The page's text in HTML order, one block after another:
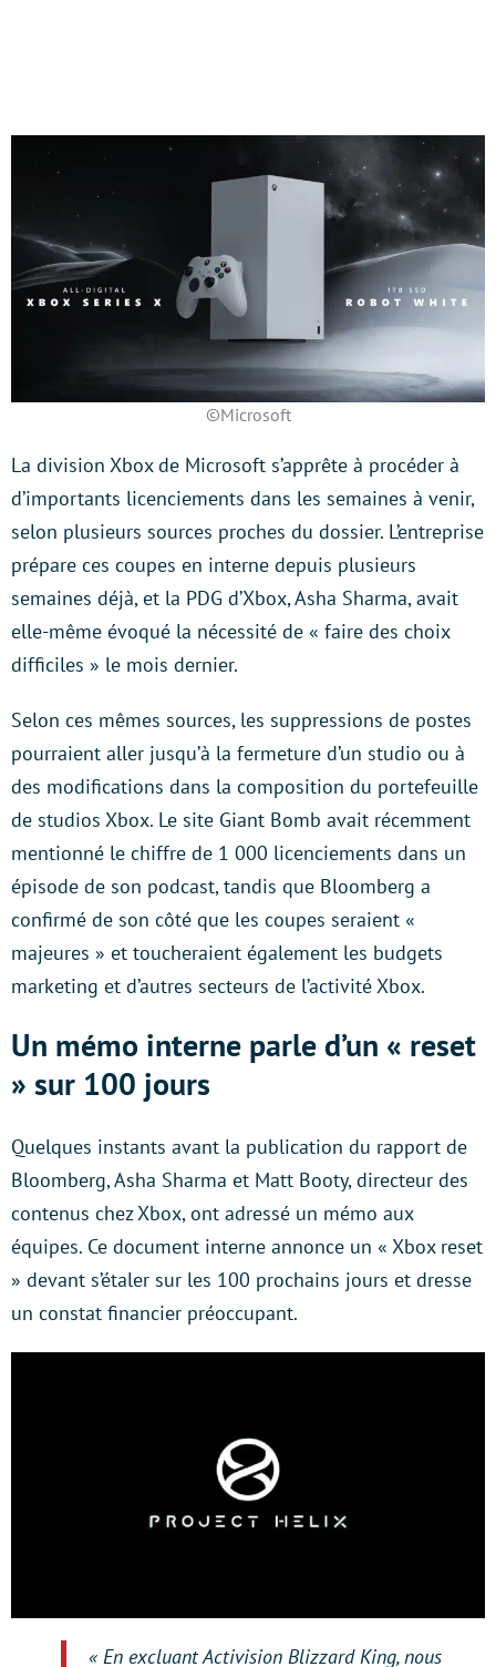
©Microsoft
La division Xbox de Microsoft s’apprête à procéder à
d’importants licenciements dans les semaines à venir,
selon plusieurs sources proches du dossier. L’entreprise
prépare ces coupes en interne depuis plusieurs
semaines déjà, et la PDG d’Xbox, Asha Sharma, avait
elle-même évoqué la nécessité de « faire des choix
difficiles » le mois dernier.
Selon ces mêmes sources, les suppressions de postes
pourraient aller jusqu’à la fermeture d’un studio ou à
des modifications dans la composition du portefeuille
de studios Xbox. Le site Giant Bomb avait récemment
mentionné le chiffre de 1 000 licenciements dans un
épisode de son podcast, tandis que Bloomberg a
confirmé de son côté que les coupes seraient «
majeures » et toucheraient également les budgets
marketing et d’autres secteurs de l’activité Xbox.
Un mémo interne parle d’un « reset
» sur 100 jours
Quelques instants avant la publication du rapport de
Bloomberg, Asha Sharma et Matt Booty, directeur des
contenus chez Xbox, ont adressé un mémo aux
équipes. Ce document interne annonce un « Xbox reset
» devant s’étaler sur les 100 prochains jours et dresse
un constat financier préoccupant.
« En excluant Activision Blizzard King, nous